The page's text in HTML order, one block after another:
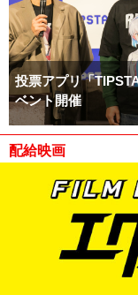
投票アプリ「
ベント開催
配給映画